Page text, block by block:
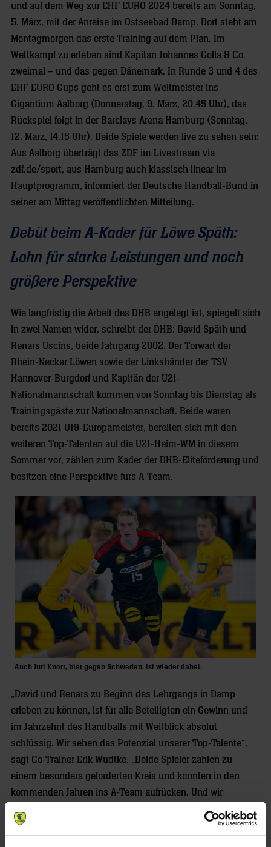
und auf dem Weg zur EHF EURO 2024 bereits am Sonntag,
5. März, mit der Anreise im Ostseebad Damp. Dort steht am
Montagmorgen das erste Training auf dem Plan. Im
Wettkampf zu erleben sind Kapitän Johannes Golla & Co.
zweimal – und das gegen Dänemark. In Runde 3 und 4 des
EHF EURO Cups geht es erst zum Weltmeister ins
Gigantium Aalborg (Donnerstag, 9. März, 20.45 Uhr), das
Rückspiel folgt in der Barclays Arena Hamburg (Sonntag,
12. März, 14.15 Uhr). Beide Spiele werden live zu sehen sein:
Aus Aalborg überträgt das ZDF im Livestream via
zdf.de/sport, aus Hamburg auch klassisch linear im
Hauptprogramm, informiert der Deutsche Handball-Bund in
seiner am Mittag veröffentlichten Mitteilung.
Debüt beim A-Kader für Löwe Späth:
Lohn für starke Leistungen und noch
größere Perspektive
Wie langfristig die Arbeit des DHB angelegt ist, spiegelt sich
in zwei Namen wider, schreibt der DHB: David Späth und
Renars Uscins, beide Jahrgang 2002. Der Torwart der
Rhein-Neckar Löwen sowie der Linkshänder der TSV
Hannover-Burgdorf und Kapitän der U21-
Nationalmannschaft kommen von Sonntag bis Dienstag als
Trainingsgäste zur Nationalmannschaft. Beide waren
bereits 2021 U19-Europameister, bereiten sich mit den
weiteren Top-Talenten auf die U21-Heim-WM in diesem
Sommer vor, zählen zum Kader der DHB-Eliteförderung und
besitzen eine Perspektive fürs A-Team.
Auch Juri Knorr, hier gegen Schweden, ist wieder dabei.
„David und Renars zu Beginn des Lehrgangs in Damp
erleben zu können, ist für alle Beteiligten ein Gewinn und
im Jahrzehnt des Handballs mit Weitblick absolut
schlüssig. Wir sehen das Potenzial unserer Top-Talente“,
sagt Co-Trainer Erik Wudtke. „Beide Spieler zählen zu
einem besonders geförderten Kreis und könnten in den
kommenden Jahren ins A-Team aufrücken. Und wir
kümmern uns schon jetzt gezielt um die Kandidaten, die
zum Ende des Jahrzehnts des Handballs in unserer A-